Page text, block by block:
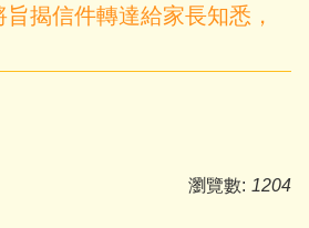
揭信件轉達給家長知悉，
瀏覽數: 1204